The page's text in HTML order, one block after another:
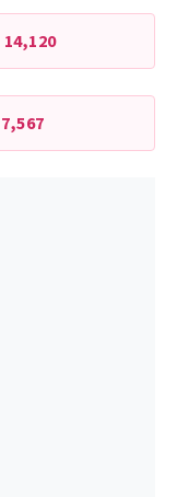
14,120
7,567